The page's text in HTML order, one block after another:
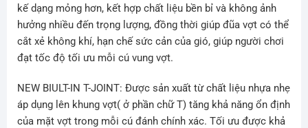
kế dạng mỏng hơn, kết hợp chất liệu bền bỉ và không ảnh
hưởng nhiều đến trọng lượng, đồng thời giúp đũa vợt có thể
cắt xẻ không khí, hạn chế sức cản của gió, giúp người chơi
đạt tốc độ tối ưu mỗi cú vung vợt.
NEW BIULT-IN T-JOINT: Được sản xuất từ chất liệu nhựa nhẹ
áp dụng lên khung vợt( ở phần chữ T) tăng khả năng ổn định
của mặt vợt trong mỗi cú đánh chính xác. Tối ưu được khả